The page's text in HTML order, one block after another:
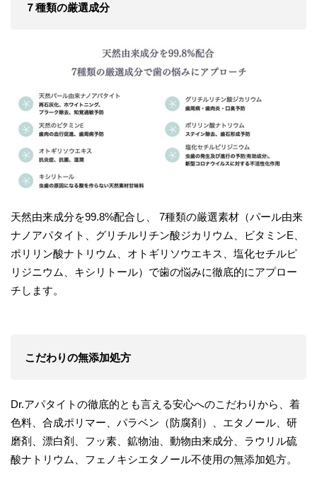
７種類の厳選成分
天然由来成分を99.8%配合し、 7種類の厳選素材（パール由来
ナノアパタイト、グリチルリチン酸ジカリウム、ビタミンE、
ポリリン酸ナトリウム、オトギリソウエキス、塩化セチルピ
リジニウム、キシリトール）で歯の悩みに徹底的にアプロー
チします。​
こだわりの無添加処方
Dr.アパタイトの徹底的とも言える安心へのこだわりから、着
色料、合成ポリマー、パラベン（防腐剤）、エタノール、研
磨剤、漂白剤、フッ素、鉱物油、動物由来成分、ラウリル硫
酸ナトリウム、フェノキシエタノール不使用の無添加処方。